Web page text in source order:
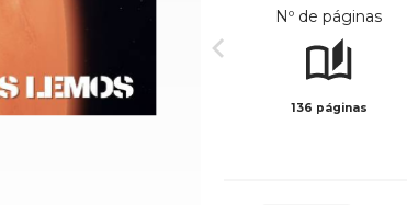
Nº de páginas
136 páginas